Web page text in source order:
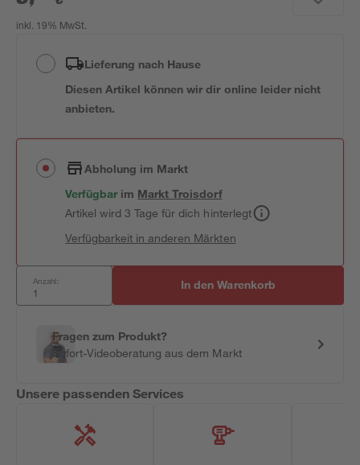
inkl. 19% MwSt.
Lieferung nach Hause
Diesen Artikel können wir dir online leider nicht
anbieten.
Abholung im Markt
Verfügbar im MarktTroisdorf
Artikel wird 3 Tage für dich hinterlegt
Verfügbarkeit in anderen Märkten
Anzahl: In den Warenkorb
Fragen zum Produkt?
Sofort-Videoberatung aus dem Markt
Unsere passenden Services